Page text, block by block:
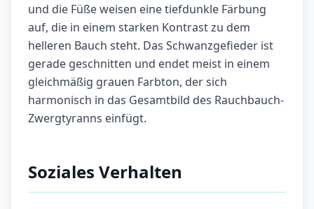
und die Füße weisen eine tiefdunkle Färbung
auf, die in einem starken Kontrast zu dem
helleren Bauch steht. Das Schwanzgefieder ist
gerade geschnitten und endet meist in einem
gleichmäßig grauen Farbton, der sich
harmonisch in das Gesamtbild des Rauchbauch-
Zwergtyranns einfügt.
Soziales Verhalten